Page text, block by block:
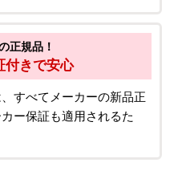
正規品！
付きで安心
すべてメーカーの新品正
ー保証も適用されるた